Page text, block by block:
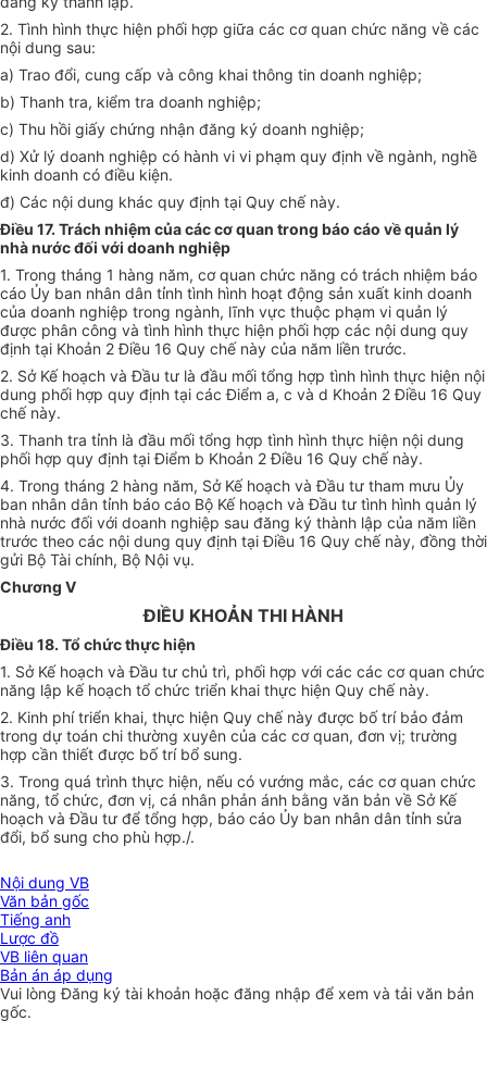
2. Tình hình thực hiện phối hợp giữa các cơ quan chức năng về các
nội dung sau:
a) Trao đổi, cung cấp và công khai thông tin doanh nghiệp;
b) Thanh tra, kiểm tra doanh nghiệp;
c) Thu hồi giấy chứng nhận đăng ký doanh nghiệp;
d) Xử lý doanh nghiệp có hành vi vi phạm quy định về ngành, nghề
kinh doanh có điều kiện.
đ) Các nội dung khác quy định tại Quy chế này.
Điều 17. Trách nhiệm của các cơ quan trong báo cáo về quản lý
nhà nước đối với doanh nghiệp
1. Trong tháng 1 hàng năm, cơ quan chức năng có trách nhiệm báo
cáo Ủy ban nhân dân tỉnh tình hình hoạt động sản xuất kinh doanh
của doanh nghiệp trong ngành, lĩnh vực thuộc phạm vi quản lý
được phân công và tình hình thực hiện phối hợp các nội dung quy
định tại Khoản 2 Điều 16 Quy chế này của năm liền trước.
2. Sở Kế hoạch và Đầu tư là đầu mối tổng hợp tình hình thực hiện nội
dung phối hợp quy định tại các Điểm a, c và d Khoản 2 Điều 16 Quy
chế này.
3. Thanh tra tỉnh là đầu mối tổng hợp tình hình thực hiện nội dung
phối hợp quy định tại Điểm b Khoản 2 Điều 16 Quy chế này.
4. Trong tháng 2 hàng năm, Sở Kế hoạch và Đầu tư tham mưu Ủy
ban nhân dân tỉnh báo cáo Bộ Kế hoạch và Đầu tư tình hình quản lý
nhà nước đối với doanh nghiệp sau đăng ký thành lập của năm liền
trước theo các nội dung quy định tại Điều 16 Quy chế này, đồng thời
gửi Bộ Tài chính, Bộ Nội vụ.
Chương V
ĐIỀU KHOẢN THI HÀNH
Điều 18. Tổ chứcthực hiện
1. Sở Kế hoạch và Đầu tư chủ trì, phối hợp với các các cơ quan chức
năng lập kế hoạch tổ chức triển khai thực hiện Quy chế này.
2. Kinh phí triển khai, thực hiện Quy chế này được bố trí bảo đảm
trong dự toán chi thường xuyên của các cơ quan, đơn vị; trường
hợp cần thiết được bố trí bổ sung.
3. Trong quá trình thực hiện, nếu có vướng mắc, các cơ quan chức
năng, tổ chức, đơn vị, cá nhân phản ánh bằng văn bản về Sở Kế
hoạch và Đầu tư để tổng hợp, báo cáo Ủy ban nhân dân tỉnh sửa
đổi, bổ sung cho phù hợp./.
Nội dung VB
Văn bản gốc
Tiếng anh
Lược đồ
VB liên quan
Bản án áp dụng
Vui lòngĐăng ký tài khoản hoặc đăng nhập để xem và tải văn bản
gốc.